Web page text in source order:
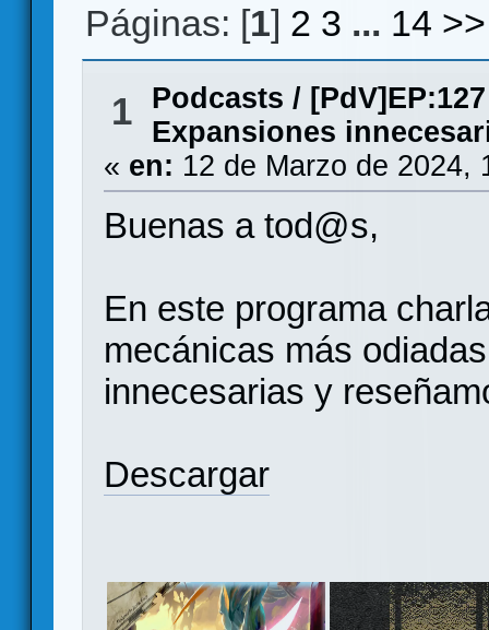
Páginas: [1] 2 3 ... 14 >>
1 Podcasts /
Expansiones
« en: 12 de Marzo de 2024,
Buenas a tod@s,
En este programa
mecánicas más
innecesarias y
Descargar